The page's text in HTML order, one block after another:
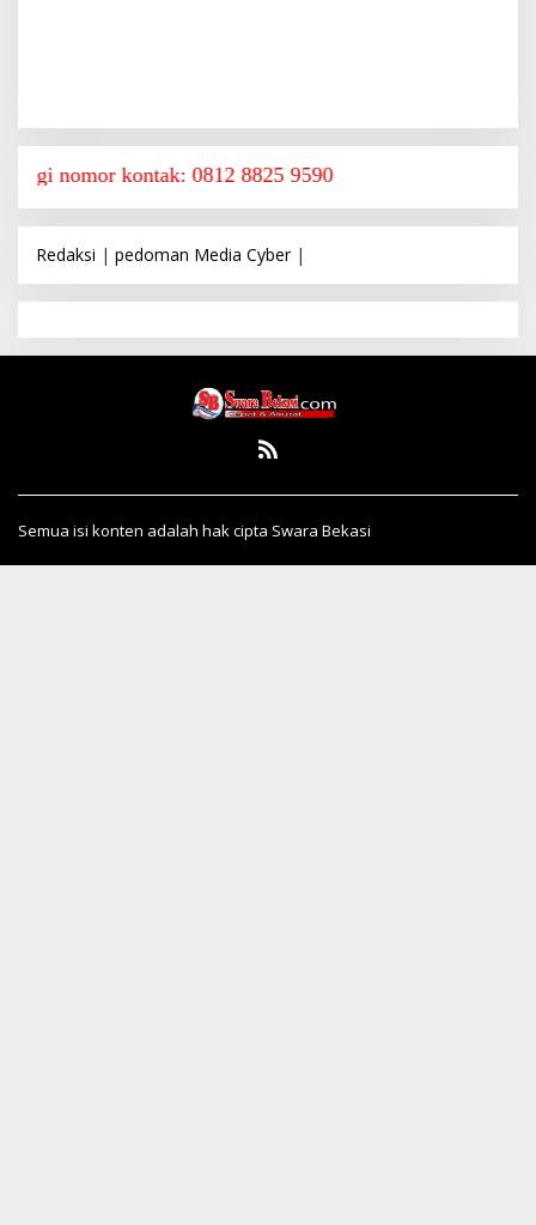
kontak: 0812 8825 9590
Redaksi | pedoman Media Cyber|
Semua isi konten adalah hak cipta Swara Bekasi